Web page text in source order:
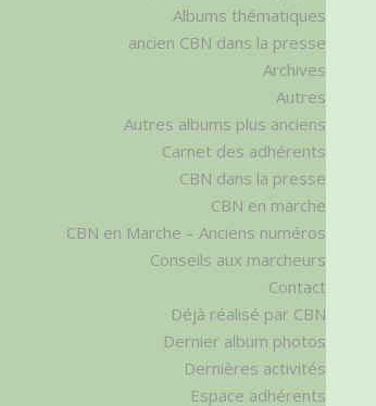
Albums thématiques
ancien CBN dans la presse
Archives
Autres
Autres albums plus anciens
Carnet des adhérents
CBN dans la presse
CBN en marche
CBN en Marche – Anciens numéros
Conseils aux marcheurs
Contact
Déjà réalisé par CBN
Dernier album photos
Dernières activités
Espace adhérents